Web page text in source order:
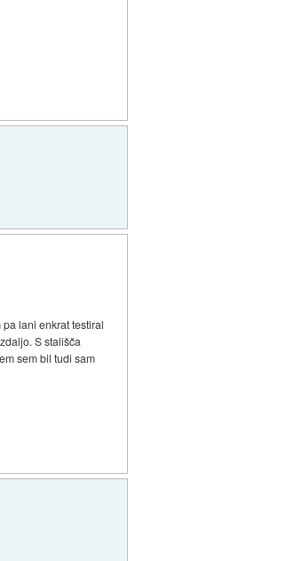
lani enkrat testiral
S stališča
sem bil tudi sam